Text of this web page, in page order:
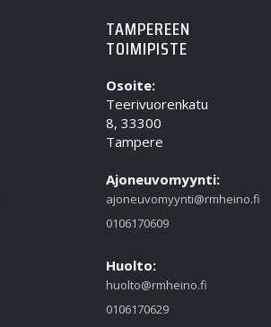
TAMPEREEN
TOIMIPISTE
Osoite:
Teerivuorenkatu
8, 33300
Tampere
Ajoneuvomyynti:
ajoneuvomyynti@rmheino.fi
0106170609
Huolto:
huolto@rmheino.fi
0106170629